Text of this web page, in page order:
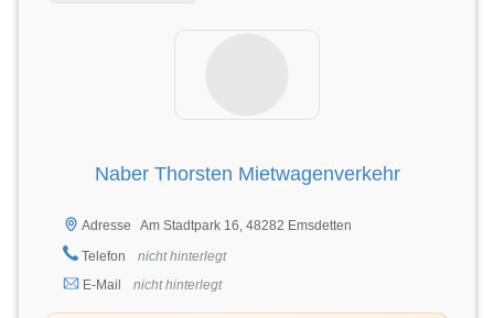
Naber Thorsten Mietwagenverkehr
Adresse
Am Stadtpark 16, 48282 Emsdetten
Telefon
nicht hinterlegt
E-Mail
nicht hinterlegt